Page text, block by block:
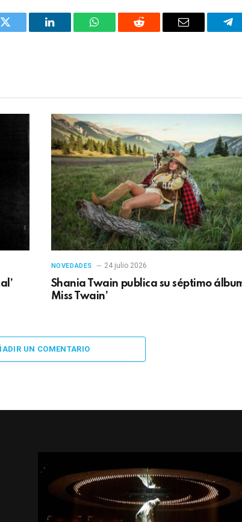
Twitter LinkedIn WhatsAppReddit
Correo
NOVEDADES 24 julio 2026
Shania Twain publica su séptimo
Miss Twain’
UN COMENTARIO